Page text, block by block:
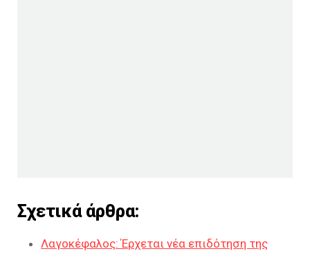
Σχετικά άρθρα:
Λαγοκέφαλος: Έρχεται νέα επιδότηση της